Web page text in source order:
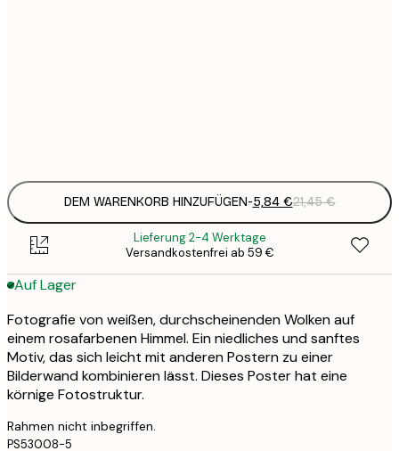
DEM WARENKORB HINZUFÜGEN-5,84 €21,45 €
Lieferung 2-4 Werktage
Versandkostenfrei ab 59 €
Auf Lager
Fotografie von weißen, durchscheinenden Wolken auf
einem rosafarbenen Himmel. Ein niedliches und sanftes
Motiv, das sich leicht mit anderen Postern zu einer
Bilderwand kombinieren lässt. Dieses Poster hat eine
körnige Fotostruktur.
Rahmen nicht inbegriffen.
PS53008-5